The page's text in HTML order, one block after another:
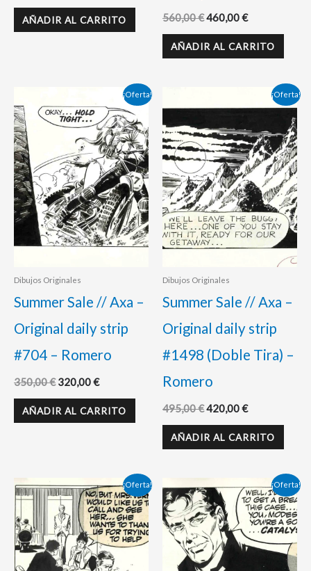
AÑADIR AL CARRITO 560,00€460,00€
AÑADIR AL CARRITO
¡Oferta!
Dibujos Originales
Summer Sale // Axa –
Original daily strip
#704 – Romero
350,00€
precio
original
era:
350,00 €.
320,00€
precio
actual
es:
320,00 €.
AÑADIR AL CARRITO
¡Oferta!
Dibujos Originales
Summer Sale // Axa –
Original daily strip
#1498 (Doble Tira) –
Romero
495,00€
precio
era:
495,00 €.
420,00€
precio
es:
420,00 €.
AÑADIR AL CARRITO
¡Oferta!
El
precio
original
era:
350,00 €.
El
precio
actual
es:
320,00 €.
¡Oferta!
precio
original
era:
350,00 €.
precio
actual
es:
298,00 €.